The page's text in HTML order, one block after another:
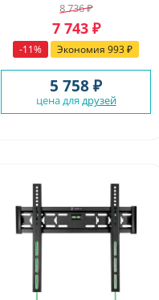
8 736₽
7 743₽
-11% Экономия 993₽
5 758 ₽
цена для друзей